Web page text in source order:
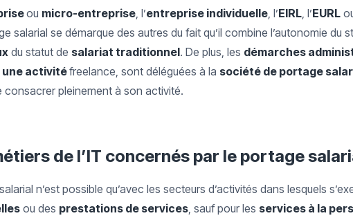
ou micro-entreprise, l’entreprise individuelle, l’EIRL, l’EURL
salarial se démarque des autres du fait qu’il combine l’autonomie du
du statut de salariat traditionnel. De plus, les démarches
activitéfreelance, sont déléguées à la société de portage
consacrer pleinement à son activité.
de l’IT concernés par le portage
salarial n’est possible qu’avec les secteurs d’activités dans lesquels
ou des prestations de services, sauf pour les services à la